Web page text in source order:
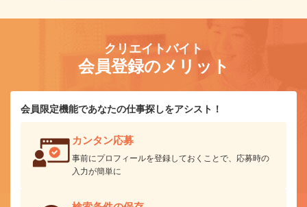
クリエイトバイト
会員登録のメリット
会員限定機能であなたの仕事探しをアシスト！
カンタン応募
事前にプロフィールを登録しておくことで、応募時の
入力が簡単に